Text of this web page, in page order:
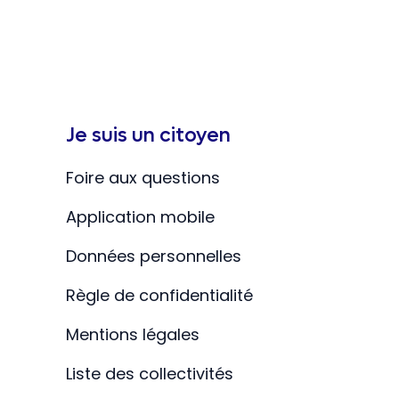
Je suis un citoyen
Foire aux questions
Application mobile
Données personnelles
Règle de confidentialité
Mentions légales
Liste des collectivités